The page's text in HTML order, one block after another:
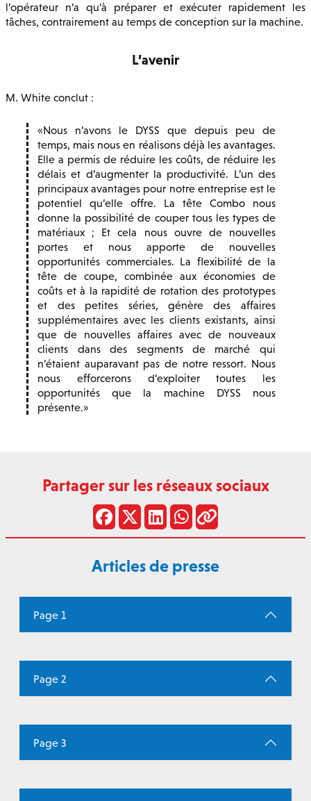
l’opérateur n’a qu’à préparer et exécuter rapidement les
tâches, contrairement au temps de conception sur la machine.
L’avenir
M. White conclut :
Nous n’avons le DYSS que depuis peu de
temps, mais nous en réalisons déjà les avantages.
Elle a permis de réduire les coûts, de réduire les
délais et d’augmenter la productivité. L’un des
principaux avantages pour notre entreprise est le
potentiel qu’elle offre. La tête Combo nous
donne la possibilité de couper tous les types de
matériaux ; Et cela nous ouvre de nouvelles
portes et nous apporte de nouvelles
opportunités commerciales. La flexibilité de la
tête de coupe, combinée aux économies de
coûts et à la rapidité de rotation des prototypes
et des petites séries, génère des affaires
supplémentaires avec les clients existants, ainsi
que de nouvelles affaires avec de nouveaux
clients dans des segments de marché qui
n’étaient auparavant pas de notre ressort. Nous
nous efforcerons d’exploiter toutes les
opportunités que la machine DYSS nous
présente.
Partager sur les réseaux sociaux
Articles de presse
Page 1
Page 2
Page 3